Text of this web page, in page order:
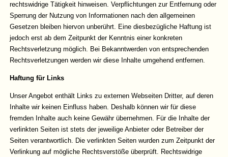
rechtswidrige Tätigkeit hinweisen. Verpflichtungen zur Entfernung oder
Sperrung der Nutzung von Informationen nach den allgemeinen
Gesetzen bleiben hiervon unberührt. Eine diesbezügliche Haftung ist
jedoch erst ab dem Zeitpunkt der Kenntnis einer konkreten
Rechtsverletzung möglich. Bei Bekanntwerden von entsprechenden
Rechtsverletzungen werden wir diese Inhalte umgehend entfernen.
Haftung für Links
Unser Angebot enthält Links zu externen Webseiten Dritter, auf deren
Inhalte wir keinen Einfluss haben. Deshalb können wir für diese
fremden Inhalte auch keine Gewähr übernehmen. Für die Inhalte der
verlinkten Seiten ist stets der jeweilige Anbieter oder Betreiber der
Seiten verantwortlich. Die verlinkten Seiten wurden zum Zeitpunkt der
Verlinkung auf mögliche Rechtsverstöße überprüft. Rechtswidrige